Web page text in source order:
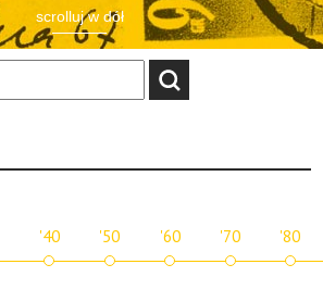
scrolluj w dół
'40 '50 '60 '70 '80